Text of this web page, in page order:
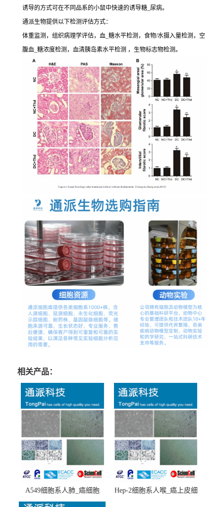
诱导的方式可在不同品系的小鼠中快速的诱导糖_尿病。
通派生物提供以下检测评估方式：
体重监测，组织病理学评估，血_糖水平检测，食物/水摄入量检测，空
腹血_糖浓度检测，血清胰岛素水平检测 ，生物标志物检测。
相关产品：
A549细胞系人肺_癌细胞
(A549细胞)
Hep-2细胞系人喉_癌上皮细